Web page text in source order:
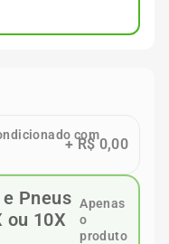
com
+R$ 0,00
Apenas
o
produto